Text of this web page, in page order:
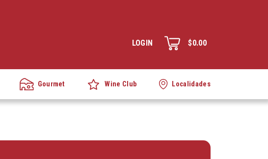
LOGIN $0.00
Gourmet Wine Club Localidades